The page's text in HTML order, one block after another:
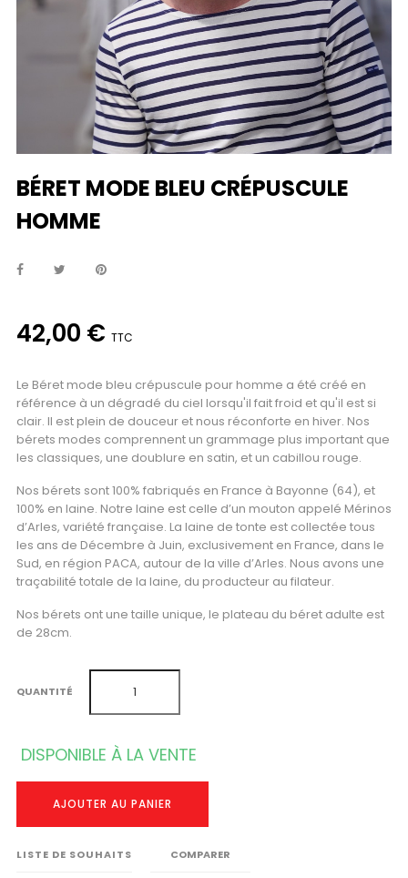
BÉRET MODE BLEU CRÉPUSCULE
HOMME
42,00 € TTC
Le Béret mode bleu crépuscule pour homme a été créé en
référence à un dégradé du ciel lorsqu'il fait froid et qu'il est si
clair. Il est plein de douceur et nous réconforte en hiver. Nos
bérets modes comprennent un grammage plus important que
les classiques, une doublure en satin, et un cabillou rouge.
Nos bérets sont 100% fabriqués en France à Bayonne (64), et
100% en laine. Notre laine est celle d’un mouton appelé Mérinos
d’Arles, variété française. La laine de tonte est collectée tous
les ans de Décembre à Juin, exclusivement en France, dans le
Sud, en région PACA, autour de la ville d’Arles. Nous avons une
traçabilité totale de la laine, du producteur au filateur.
Nos bérets ont une taille unique, le plateau du béret adulte est
de 28cm.
QUANTITÉ
DISPONIBLE À LA VENTE
AJOUTER AU PANIER
LISTE DE SOUHAITS COMPARER